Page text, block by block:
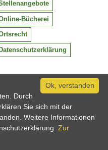
Bücherei
Datenschutzerklärung
Ok, verstanden
Durch
Sie sich mit der
Weitere Informationen
Zur